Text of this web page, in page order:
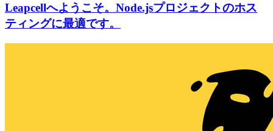
Leapcellへようこそ。Node.jsプロジェクトのホス
ティングに最適です。